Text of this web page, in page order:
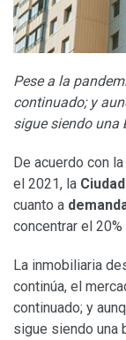
Pese a la
continuado; y
sigue siendo una
De acuerdo con
el 2021, la
cuanto a
concentrar el
La inmobiliaria
continúa, el
continuado; y
sigue siendo una